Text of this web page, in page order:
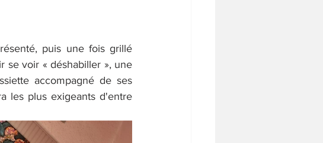
puis une fois grillé
voir « déshabiller », une
accompagné de ses
les plus exigeants d'entre